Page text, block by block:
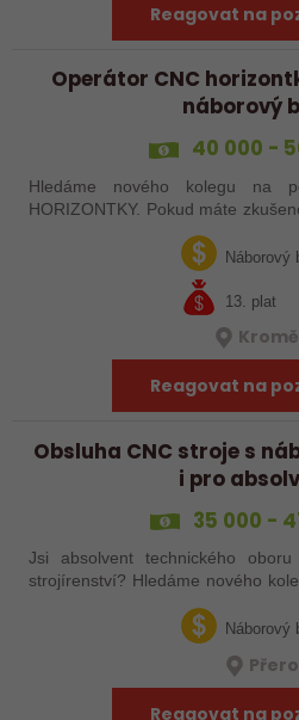
Reagovat na
Operátor CNC
náborový
40 000 -
Hledáme nového kolegu na
HORIZONTKY. Pokud máte
orientujete se ve výkresové
něco nového, pak jste ideálním…
Náborový
13. plat
Reagovat na
Obsluha CNC stroje s
i pro
35 000 -
Jsi absolvent technického
strojírenství? Hledáme nového
obsluhy strojů – pokud tě láká
skutečně tvoří, rádi…
Náborový
Reagovat na